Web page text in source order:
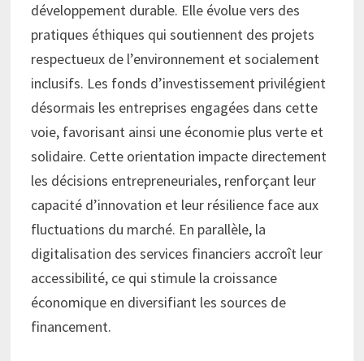
développement durable. Elle évolue vers des
pratiques éthiques qui soutiennent des projets
respectueux de l’environnement et socialement
inclusifs. Les fonds d’investissement privilégient
désormais les entreprises engagées dans cette
voie, favorisant ainsi une économie plus verte et
solidaire. Cette orientation impacte directement
les décisions entrepreneuriales, renforçant leur
capacité d’innovation et leur résilience face aux
fluctuations du marché. En parallèle, la
digitalisation des services financiers accroît leur
accessibilité, ce qui stimule la croissance
économique en diversifiant les sources de
financement.